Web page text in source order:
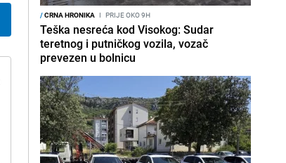
/CRNA HRONIKA I PRIJE OKO 9H
Teška nesreća kod Visokog: Sudar
teretnog i putničkog vozila, vozač
prevezen u bolnicu